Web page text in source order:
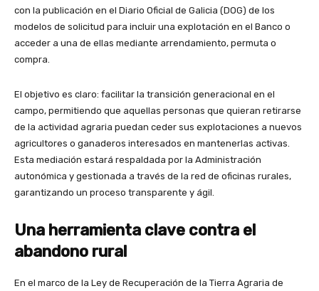
con la publicación en el Diario Oficial de Galicia (DOG) de los
modelos de solicitud para incluir una explotación en el Banco o
acceder a una de ellas mediante arrendamiento, permuta o
compra.
El objetivo es claro: facilitar la transición generacional en el
campo, permitiendo que aquellas personas que quieran retirarse
de la actividad agraria puedan ceder sus explotaciones a nuevos
agricultores o ganaderos interesados en mantenerlas activas.
Esta mediación estará respaldada por la Administración
autonómica y gestionada a través de la red de oficinas rurales,
garantizando un proceso transparente y ágil.
Una herramienta clave contra el
abandono rural
En el marco de la Ley de Recuperación de la Tierra Agraria de